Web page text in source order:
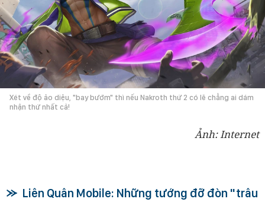
Xét về độ ảo diệu, "bay bướm" thì nếu Nakroth thứ 2 có lẽ chẳng ai dám
nhận thứ nhất cả!
Ảnh: Internet
Liên Quân Mobile: Những tướng đỡ đòn "trâu